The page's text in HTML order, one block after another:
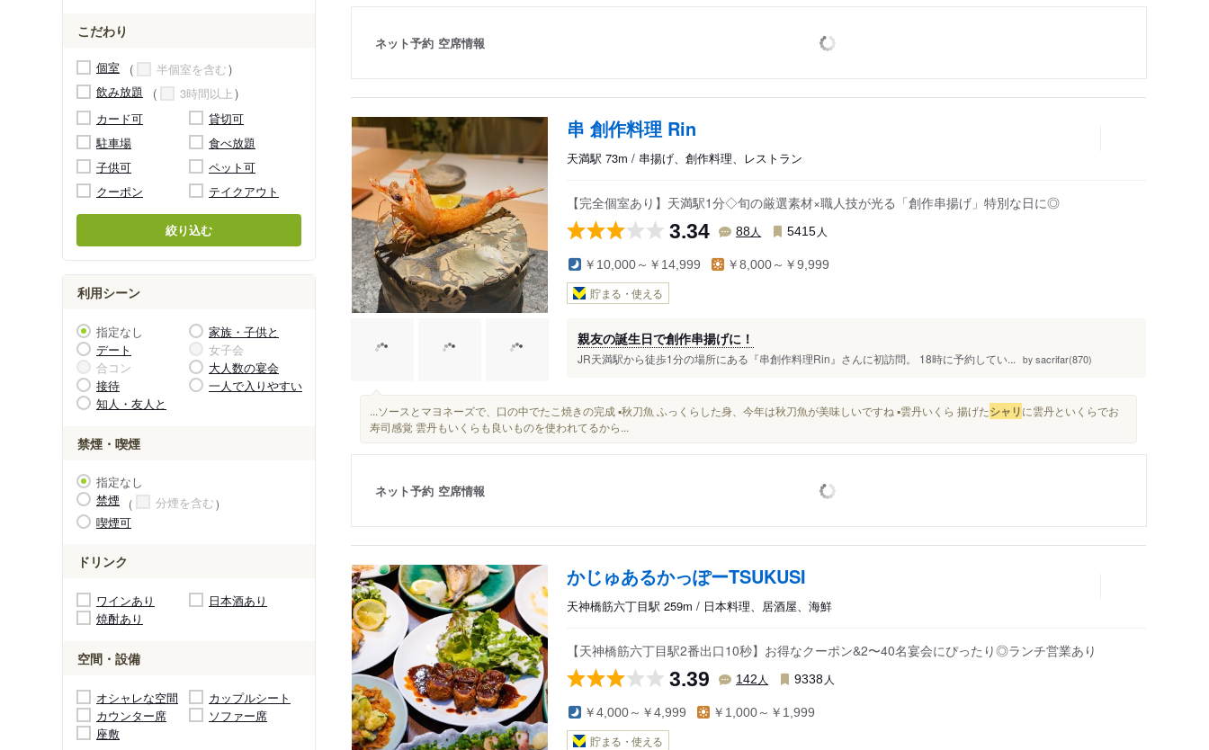
こだわり
個室
半個室を含む
飲み放題
3時間以上
カード可
貸切可
駐車場
食べ放題
子供可
ペット可
クーポン
テイクアウト
絞り込む
利用シーン
指定なし
家族・子供と
デート
女子会
合コン
大人数の宴会
接待
一人で入りやすい
知人・友人と
禁煙・喫煙
指定なし
禁煙
分煙を含む
喫煙可
ドリンク
ワインあり
日本酒あり
焼酎あり
空間・設備
オシャレな空間
カップルシート
カウンター席
ソファー席
座敷
ネット予約 空席情報
串 創作料理 Rin
天満駅 73m / 串揚げ、創作料理、レストラン
【完全個室あり】天満駅1分◇旬の厳選素材×職人技が光る「創作串揚げ」特別な日に◎
3.34 88人 5415 人
￥10,000～￥14,999 ￥8,000～￥9,999
貯まる・使える
親友の誕生日で創作串揚げに！
JR天満駅から徒歩1分の場所にある『串創作料理Rin』さんに初訪問。 18時に予約してい... by sacrifar(870)
...ソースとマヨネーズで、口の中でたこ焼きの完成 ▪️秋刀魚 ふっくらした身、今年は秋刀魚が美味しいですね ▪️雲丹いくら 揚げたシャリに雲丹といくらでお
寿司感覚 雲丹もいくらも良いものを使われてるから...
ネット予約 空席情報
かじゅあるかっぽーTSUKUSI
天神橋筋六丁目駅 259m / 日本料理、居酒屋、海鮮
【天神橋筋六丁目駅2番出口10秒】お得なクーポン&2〜40名宴会にぴったり◎ランチ営業あり
3.39 142 人 9338 人
￥4,000～￥4,999 ￥1,000～￥1,999
貯まる・使える